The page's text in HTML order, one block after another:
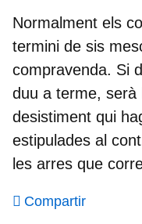
Normalment els
termini de sis
compravenda. Si
duu a terme, serà
desistiment qui
estipulades al
les arres que
Compartir